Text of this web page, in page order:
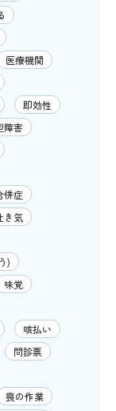
医療機関
即効性
害
併症
き気
)
味覚
咳払い
問診票
喪の作業